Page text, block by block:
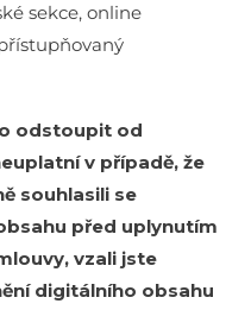
sekce, online
odstoupit od
v případě, že
souhlasili se
před uplynutím
vzali jste
digitálního obsahu